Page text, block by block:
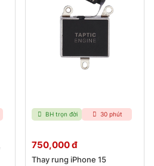
BH trọn đời 30 phút
750,000 đ
Thay rung iPhone 15